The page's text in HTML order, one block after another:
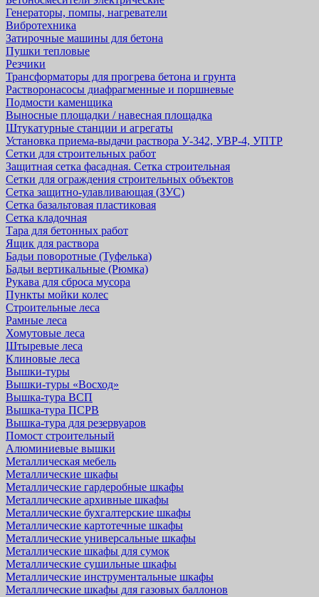
Генераторы, помпы, нагреватели
Вибротехника
Затирочные машины для бетона
Пушки тепловые
Резчики
Трансформаторы для прогрева бетона и грунта
Растворонасосы диафрагменные и поршневые
Подмости каменщика
Выносные площадки / навесная площадка
Штукатурные станции и агрегаты
Установка приема-выдачи раствора У-342, УВР-4, УПТР
Сетки для строительных работ
Защитная cетка фасадная. Сетка строительная
Сетки для ограждения строительных объектов
Сетка защитно-улавливающая (ЗУС)
Сетка базальтовая пластиковая
Сетка кладочная
Тара для бетонных работ
Ящик для раствора
Бадьи поворотные (Туфелька)
Бадьи вертикальные (Рюмка)
Рукава для сброса мусора
Пункты мойки колес
Строительные леса
Рамные леса
Хомутовые леса
Штыревые леса
Клиновые леса
Вышки-туры
Вышки-туры «Восход»
Вышка-тура ВСП
Вышка-тура ПСРВ
Вышка-тура для резервуаров
Помост строительный
Алюминиевые вышки
Металлическая мебель
Металлические шкафы
Металлические гардеробные шкафы
Металлические архивные шкафы
Металлические бухгалтерские шкафы
Металлические картотечные шкафы
Металлические универсальные шкафы
Металлические шкафы для сумок
Металлические сушильные шкафы
Металлические инструментальные шкафы
Металлические шкафы для газовых баллонов